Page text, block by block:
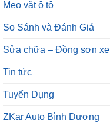
Mẹo vặt ô tô
So Sánh và Đánh Giá
Sửa chữa – Đồng sơn xe
Tin tức
Tuyển Dụng
ZKar Auto Bình Dương